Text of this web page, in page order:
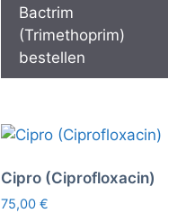
Bactrim
(Trimethoprim)
bestellen
Cipro (Ciprofloxacin)
75,00 €